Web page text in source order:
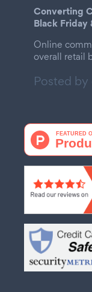
Converting
Black Friday
Online
overall retail
Posted by